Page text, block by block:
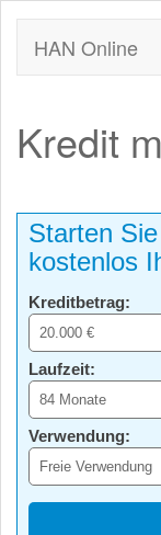
HAN Online
Kredit
Starten
kostenlos
Kreditbetrag:
Laufzeit:
Verwendung: